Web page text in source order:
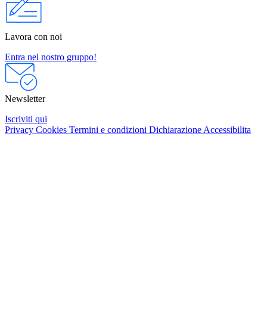
Lavora con noi
Entra nel nostro gruppo!
Newsletter
Iscriviti qui
Privacy Cookies Termini e condizioni Dichiarazione Accessibilita